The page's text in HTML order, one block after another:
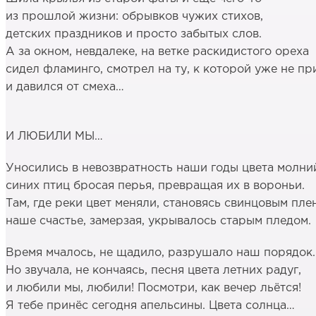
из прошлой жизни: обрывков чужих стихов,
детских праздников и просто забытых слов.
А за окном, невдалеке, на ветке раскидистого ореха
сидел фламинго, смотрел на ту, к которой уже не
и давился от смеха…
И ЛЮБИЛИ МЫ…
Уносились в невозвратность наши годы цвета
синих птиц бросая перья, превращая их в вороньи.
Там, где реки цвет меняли, становясь свинцовым
наше счастье, замерзая, укрывалось старым пледом.
Время мчалось, не щадило, разрушало наш порядок.
Но звучала, не кончаясь, песня цвета летних радуг,
и любили мы, любили! Посмотри, как вечер льётся!
Я тебе принёс сегодня апельсины. Цвета солнца…